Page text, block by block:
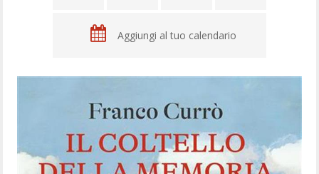
Aggiungi al tuo calendario